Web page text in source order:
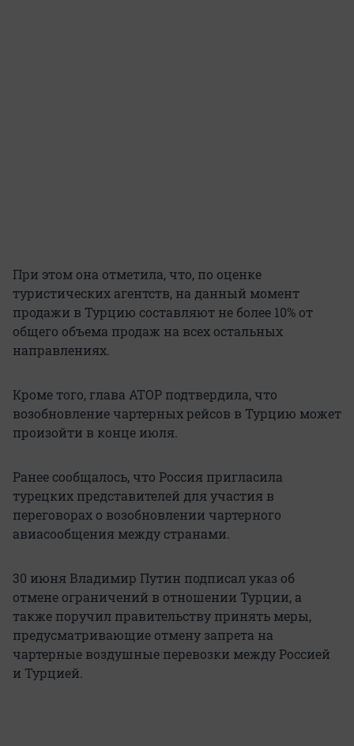
При этом она отметила, что, по оценке
туристических агентств, на данный момент
продажи в Турцию составляют не более 10% от
общего объема продаж на всех остальных
направлениях.
Кроме того, глава АТОР подтвердила, что
возобновление чартерных рейсов в Турцию может
произойти в конце июля.
Ранее сообщалось, что Россия пригласила
турецких представителей для участия в
переговорах о возобновлении чартерного
авиасообщения между странами.
30 июня Владимир Путин подписал указ об
отмене ограничений в отношении Турции, а
также поручил правительству принять меры,
предусматривающие отмену запрета на
чартерные воздушные перевозки между Россией
и Турцией.